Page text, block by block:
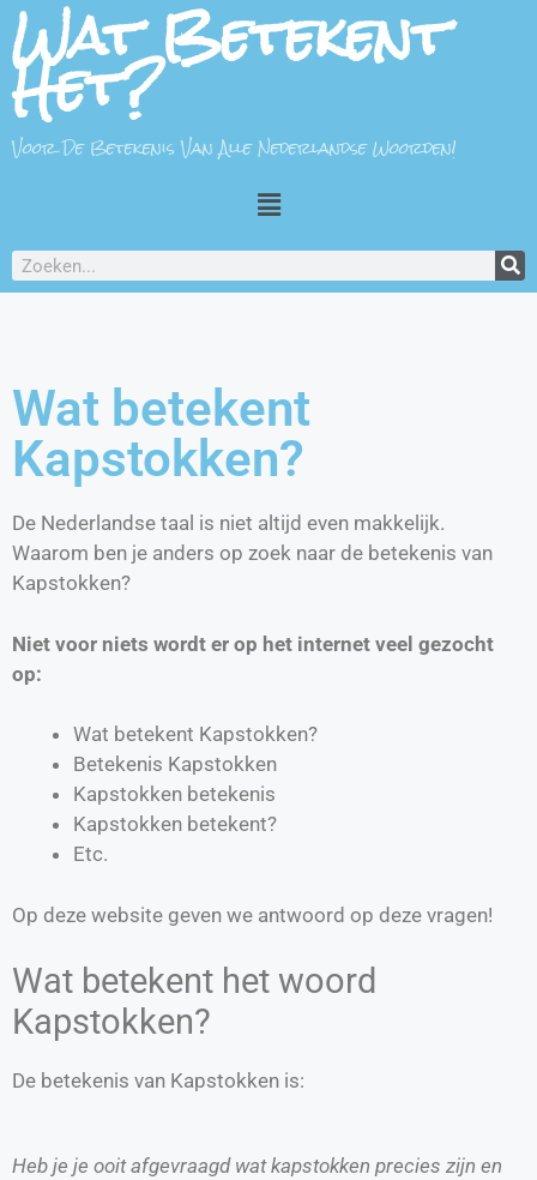
Wat Betekent
Het?
Voor De Betekenis Van Alle Nederlandse Woorden!
Wat betekent
Kapstokken?
De Nederlandse taal is niet altijd even makkelijk.
Waarom ben je anders op zoek naar de betekenis van
Kapstokken?
Niet voor niets wordt er op het internet veel gezocht
op:
Wat betekent Kapstokken?
Betekenis Kapstokken
Kapstokken betekenis
Kapstokken betekent?
Etc.
Op deze website geven we antwoord op deze vragen!
Wat betekent het woord
Kapstokken?
De betekenis van Kapstokken is:
Heb je je ooit afgevraagd wat kapstokken precies zijn en